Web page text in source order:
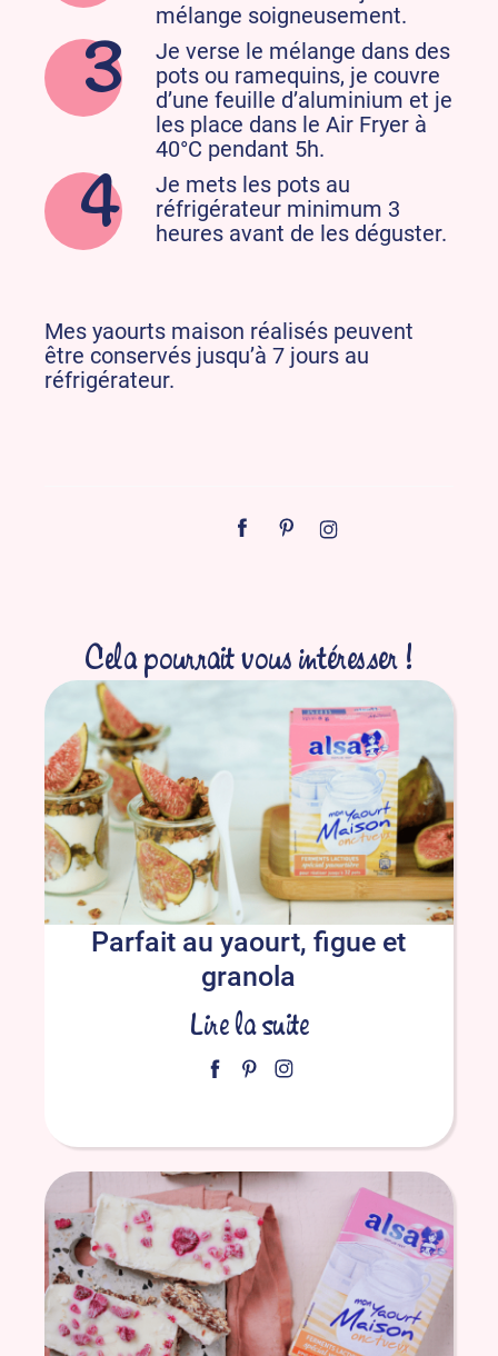
mélange soigneusement.
Je verse le mélange dans des
pots ou ramequins, je couvre
d’une feuille d’aluminium et je
les place dans le Air Fryer à
40°C pendant 5h.
Je mets les pots au
réfrigérateur minimum 3
heures avant de les déguster.
Mes yaourts maison réalisés peuvent
être conservés jusqu’à 7 jours au
réfrigérateur.
Cela pourrait vous intéresser !
Parfait au yaourt, figue et
granola
Lire la suite